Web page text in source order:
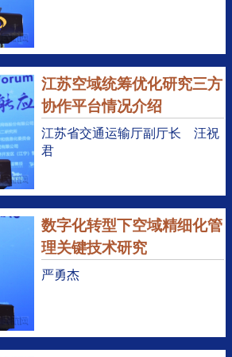
江苏空域统筹优化研究三方
协作平台情况介绍
江苏省交通运输厅副厅长 汪祝
君
数字化转型下空域精细化管
理关键技术研究
严勇杰